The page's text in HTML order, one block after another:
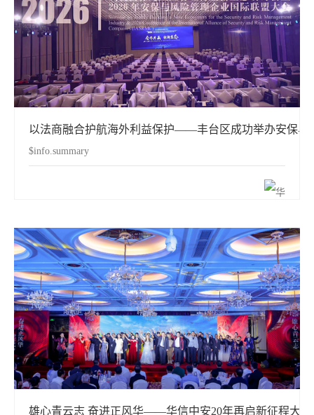
以法商融合护航海外利益保护——丰台区成功举办安保与
$info.summary
雄心青云志 奋进正风华——华信中安20年再启新征程大会